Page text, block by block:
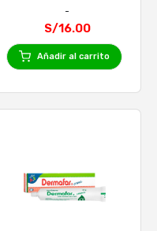
S/16.00
Añadir al carrito